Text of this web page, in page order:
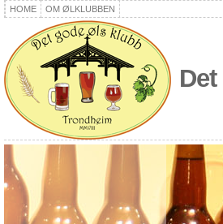
HOME OM ØLKLUBBEN